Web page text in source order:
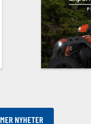
MER NYHETER